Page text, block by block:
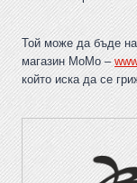
Той може да бъде
магазин MoMo –
който иска да се